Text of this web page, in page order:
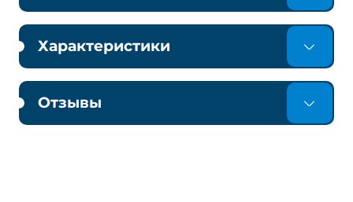
Характеристики
Отзывы